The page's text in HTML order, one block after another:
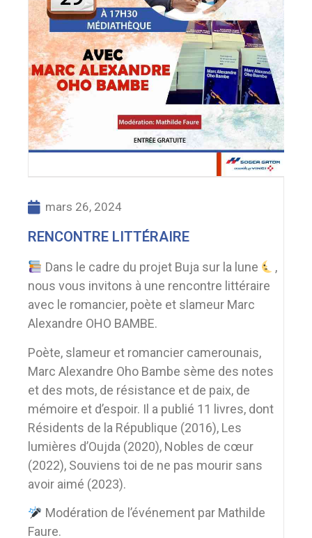
mars 26, 2024
RENCONTRE LITTÉRAIRE
Dans le cadre du projet Buja sur la lune
,
nous vous invitons à une rencontre littéraire
avec le romancier, poète et slameur Marc
Alexandre OHO BAMBE.
Poète, slameur et romancier camerounais,
Marc Alexandre Oho Bambe sème des notes
et des mots, de résistance et de paix, de
mémoire et d’espoir. Il a publié 11 livres, dont
Résidents de la République (2016), Les
lumières d’Oujda (2020), Nobles de cœur
(2022), Souviens toi de ne pas mourir sans
avoir aimé (2023).
Modération de l’événement par Mathilde
Faure.